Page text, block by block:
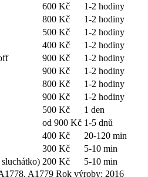
600 Kč
1-2 hodiny
800 Kč
1-2 hodiny
500 Kč
1-2 hodiny
400 Kč
1-2 hodiny
900 Kč
1-2 hodiny
900 Kč
1-2 hodiny
800 Kč
1-2 hodiny
900 Kč
1-2 hodiny
500 Kč
1 den
od 900 Kč 1-5 dnů
400 Kč
20-120 min
300 Kč
5-10 min
200 Kč
5-10 min
A1779Rok výroby: 2016